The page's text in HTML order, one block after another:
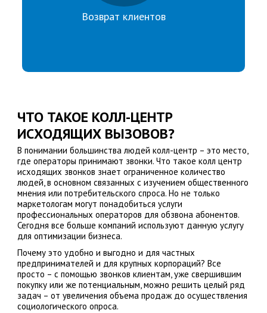
Возврат клиентов
ЧТО ТАКОЕ КОЛЛ-ЦЕНТР
ИСХОДЯЩИХ ВЫЗОВОВ?
В понимании большинства людей колл-центр – это место,
где операторы принимают звонки. Что такое колл центр
исходящих звонков знает ограниченное количество
людей, в основном связанных с изучением общественного
мнения или потребительского спроса. Но не только
маркетологам могут понадобиться услуги
профессиональных операторов для обзвона абонентов.
Сегодня все больше компаний используют данную услугу
для оптимизации бизнеса.
Почему это удобно и выгодно и для частных
предпринимателей и для крупных корпораций? Все
просто – с помощью звонков клиентам, уже свершившим
покупку или же потенциальным, можно решить целый ряд
задач – от увеличения объема продаж до осуществления
социологического опроса.